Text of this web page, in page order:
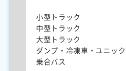
小型トラック
中型トラック
大型トラック
ダンプ・冷凍車・ユニッ
乗合バス